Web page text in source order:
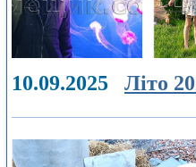
10.09.2025 Літо